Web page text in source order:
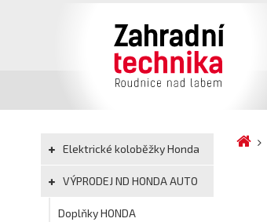
Elektrické koloběžky Honda
VÝPRODEJ ND HONDA AUTO
Doplňky HONDA